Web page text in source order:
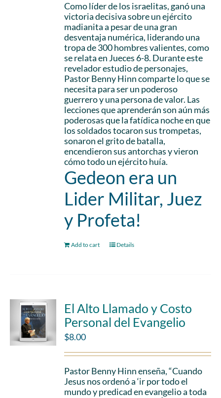
Como líder de los israelitas, ganó una
victoria decisiva sobre un ejército
madianita a pesar de una gran
desventaja numérica, liderando una
tropa de 300 hombres valientes, como
se relata en Jueces 6-8. Durante este
revelador estudio de personajes,
Pastor Benny Hinn comparte lo que se
necesita para ser un poderoso
guerrero y una persona de valor. Las
lecciones que aprenderán son aún más
poderosas que la fatídica noche en que
los soldados tocaron sus trompetas,
sonaron el grito de batalla,
encendieron sus antorchas y vieron
cómo todo un ejército huía.
Gedeon era un
Lider Militar, Juez
y Profeta!
Add to cart Details
El Alto Llamado y Costo
Personal del Evangelio
$8.00
Pastor Benny Hinn enseña, “Cuando
Jesus nos ordenó a ‘ir por todo el
mundo y predicad en evangelio a toda